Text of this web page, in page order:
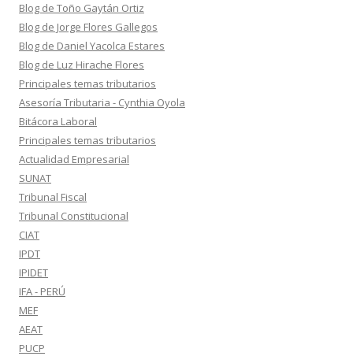
Blog de Toño Gaytán Ortiz
Blog de Jorge Flores Gallegos
Blog de Daniel Yacolca Estares
Blog de Luz Hirache Flores
Principales temas tributarios
Asesoría Tributaria - Cynthia Oyola
Bitácora Laboral
Principales temas tributarios
Actualidad Empresarial
SUNAT
Tribunal Fiscal
Tribunal Constitucional
CIAT
IPDT
IPIDET
IFA - PERÚ
MEF
AEAT
PUCP